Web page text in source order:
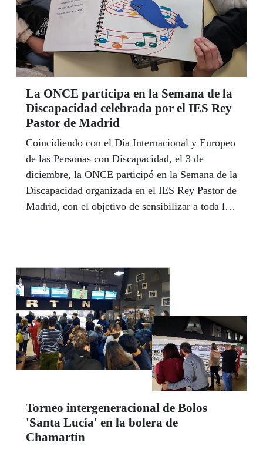
La ONCE participa en la Semana de la
Discapacidad celebrada por el IES Rey
Pastor de Madrid
Coincidiendo con el Día Internacional y Europeo
de las Personas con Discapacidad, el 3 de
diciembre, la ONCE participó en la Semana de la
Discapacidad organizada en el IES Rey Pastor de
Madrid, con el objetivo de sensibilizar a toda la
Torneo intergeneracional de Bolos
'Santa Lucía' en la bolera de
Chamartín